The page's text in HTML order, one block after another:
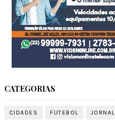
CATEGORIAS
CIDADES FUTEBOL JORNAL